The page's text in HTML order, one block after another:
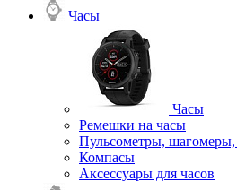
Часы
Часы
Ремешки на часы
Пульсометры,
Компасы
Аксессуары для часов